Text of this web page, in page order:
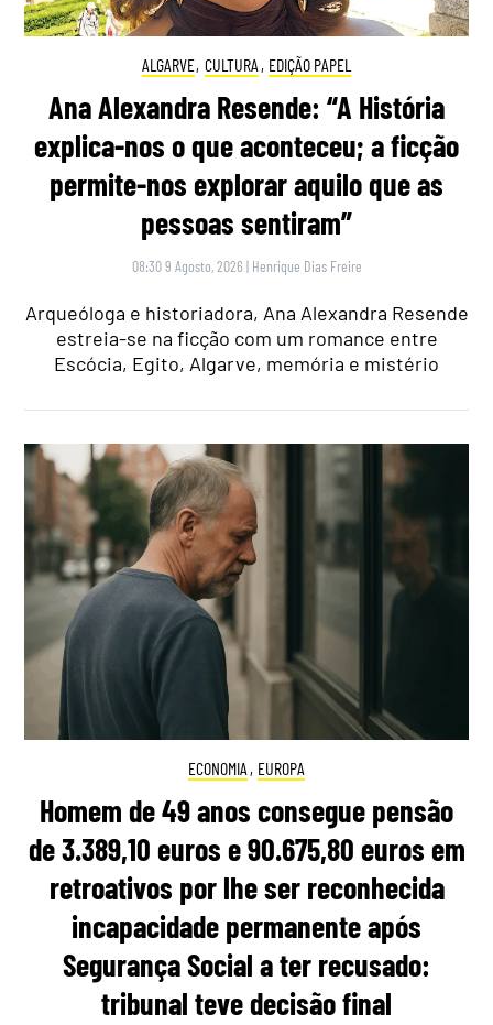
ALGARVE, CULTURA , EDIÇÃO PAPEL
Ana Alexandra Resende: “A História
explica-nos o que aconteceu; a ficção
permite-nos explorar aquilo que as
pessoas sentiram”
08:30 9 Agosto, 2026 | Henrique Dias Freire
Arqueóloga e historiadora, Ana Alexandra Resende
estreia-se na ficção com um romance entre
Escócia, Egito, Algarve, memória e mistério
ECONOMIA , EUROPA
Homem de 49 anos consegue pensão
de 3.389,10 euros e 90.675,80 euros em
retroativos por lhe ser reconhecida
incapacidade permanente após
Segurança Social a ter recusado:
tribunal teve decisão final